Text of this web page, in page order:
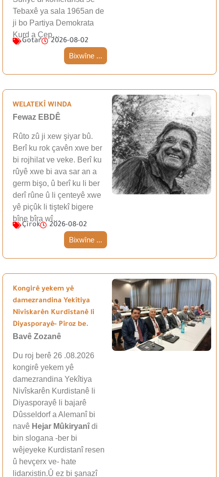
Tebaxê ya sala 1965an de
ji bo Partiya Demokrata
Kurd a Çep…
Gotar 2026-08-02
Bixwîne ...
WELATEKÎ WINDA
Fewaz EBDÊ
Rûto zû ji xew şiyar bû.
Berî ku rok çavên xwe ber
bi rojhilat ve veke. Berî ku
rûyê xwe bi ava sar an a
germ bişo, û berî ku li ber
derî rûne û li çenteyê xwe
yê piçûk li tiştekî bigere
bîne bîra wî…
Çîrok 2026-08-02
Bixwîne ...
Kongirê yekem yê
damezrandina Yekîtiya
Nivîskarên Kurdistanê li
Diyasporayê- Pîroz be.
Bavê Zozanê
Du roj berê 26 .08.2026
kongirê yekem yê
damezrandina Yekîtiya
Nivîskarên Kurdistanê li
Diyasporayê li bajarê
Dûsseldorf a Alemanî bi
navê Hejar Mûkiryanîdi
bin slogana -ber bi
wêjeyeke Kurdistanî resen
û hevçerx ve- hate
lidarxistin.Û ez bi şanazî